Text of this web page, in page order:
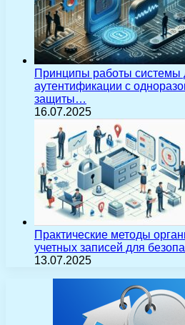
Принципы работы системы
аутентификации с
защиты…
16.07.2025
Практические методы
учетных записей для
13.07.2025